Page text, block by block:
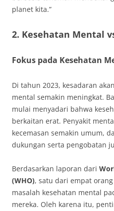
planet kita.”
2. Kesehatan Mental
Fokus pada Kesehatan
Di tahun 2023, kesadaran
mental semakin meningkat.
mulai menyadari bahwa
berkaitan erat. Penyakit
kecemasan semakin umum,
dukungan serta pengobatan
Berdasarkan laporan dari
(WHO), satu dari empat
masalah kesehatan mental
mereka. Oleh karena itu,